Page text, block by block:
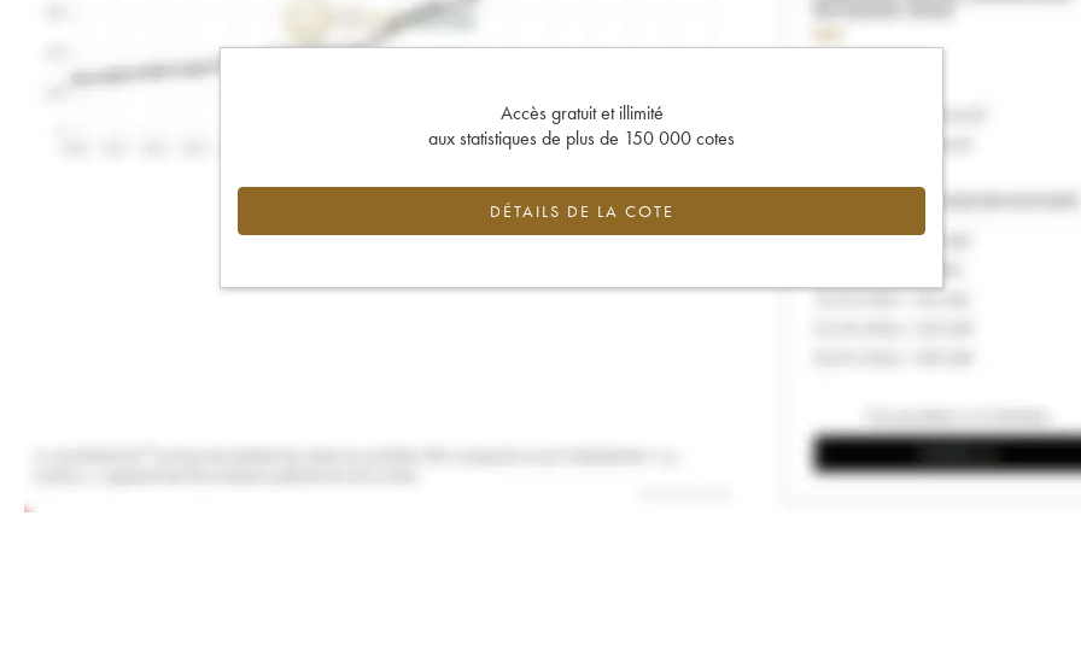
Accès gratuit et illimité
aux statistiques de plus de 150 000 cotes
DÉTAILS DE LA COTE